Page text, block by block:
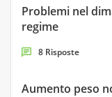
Problemi nel
regime
8 Risposte
Aumento peso